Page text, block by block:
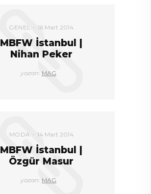
GENEL 16 Mart 2014
MBFW İstanbul |
Nihan Peker
yazan: MAG
MODA 14 Mart 2014
MBFW İstanbul |
Özgür Masur
yazan: MAG